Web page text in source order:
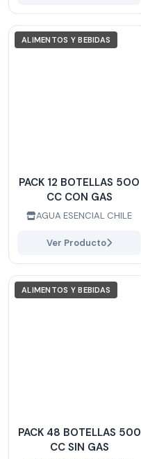
ALIMENTOS Y BEBIDAS
PACK 12 BOTELLAS 5OO
CC CON GAS
AGUA ESENCIAL CHILE
Ver Producto
ALIMENTOS Y BEBIDAS
PACK 48 BOTELLAS 500
CC SIN GAS